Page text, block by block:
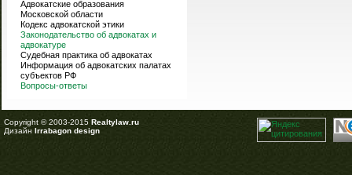
Адвокатские образования
Московской области
Кодекс адвокатской этики
Законодательство об адвокатах и
адвокатуре
Судебная практика об адвокатах
Информация об адвокатских палатах
субъектов РФ
Вопросы-ответы
Copyright © 2003-2015 Realtylaw.ru
Дизайн Irrabagon design